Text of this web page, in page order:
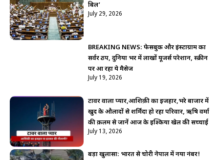
बिल’
July 29, 2026
BREAKING NEWS: फेसबुक और इंस्टाग्राम का
सर्वर ठप, दुनिया भर में लाखों यूजर्स परेशान, स्क्रीन
पर आ रहा ये मैसेज
July 19, 2026
टावर वाला प्यार,आशिक़ी का इजहार,भरे बाजार में
खुद के औलादों से शर्मिंदा हो रहा परिवार, ऋषि वर्मा
की क़लम से जानें आज के इश्किया खेल की सच्चाई
July 13, 2026
बड़ा खुलासा: भारत से चोरी नेपाल में नया नंबर!